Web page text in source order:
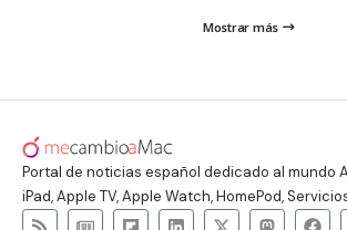
Mostrar más
Portal de noticias español dedicado al mundo
iPad, Apple TV, Apple Watch, HomePod,